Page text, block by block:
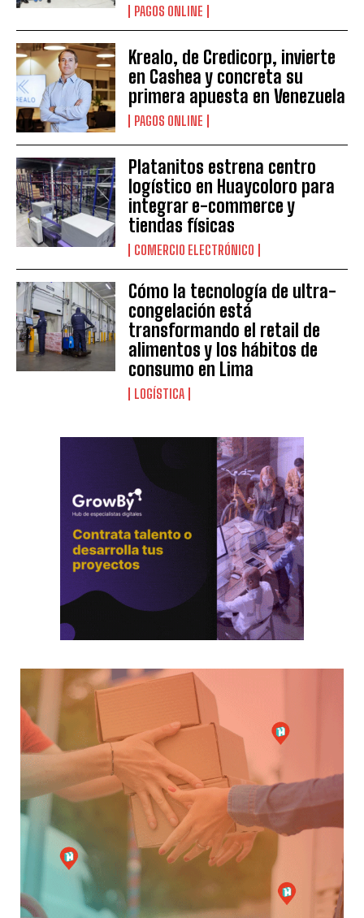
PAGOS ONLINE
Krealo, de Credicorp, invierte
en Cashea y concreta su
primera apuesta en Venezuela
PAGOS ONLINE
Platanitos estrena centro
logístico en Huaycoloro para
integrar e-commerce y
tiendas físicas
COMERCIO ELECTRÓNICO
Cómo la tecnología de ultra-
congelación está
transformando el retail de
alimentos y los hábitos de
consumo en Lima
LOGÍSTICA